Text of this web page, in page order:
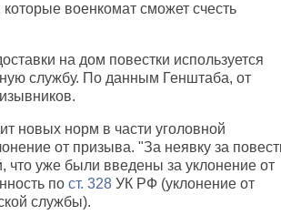
военкомат сможет счесть
на дом повестки используется
службу. По данным Генштаба, от
новых норм в части уголовной
от призыва. "За неявку за
что уже были введены за уклонение от
по ст. 328 УК РФ (уклонение от
службы).